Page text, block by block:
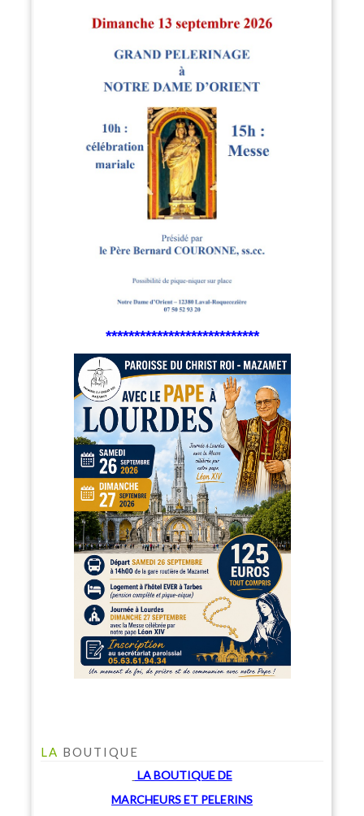
***************************
LA BOUTIQUE
LA BOUTIQUEDE
MARCHEURS ET PELERINS